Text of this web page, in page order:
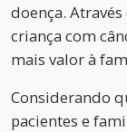
doença.
criança com
mais valor à
Considerando
pacientes e